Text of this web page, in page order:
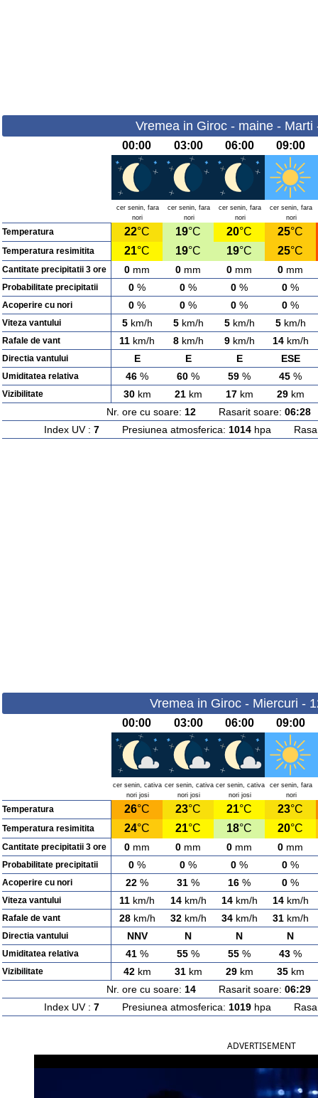
Vremea in Giroc - maine - Marti
00:00 03:00 06:00 09:00
cer senin, fara
nori
cer senin, fara
nori
cer senin, fara
nori
cer senin, fara
nori
Temperatura 22°C 19°C 20°C 25°C
Temperatura resimitita 21°C 19°C 19°C 25°C
Cantitate precipitatii 3 ore 0 mm 0 mm 0 mm 0 mm
Probabilitate precipitatii 0 % 0 % 0 % 0 %
Acoperire cu nori 0 % 0 % 0 % 0 %
Viteza vantului 5km/h 5km/h 5km/h 5km/h
Rafale de vant 11 km/h 8km/h 9km/h 14km/h
Directia vantului E E E ESE
Umiditatea relativa 46 % 60 % 59 % 45 %
Vizibilitate 30km 21km 17km 29km
Nr. ore cu soare: 12Rasarit soare: 06:28
Index UV : 7Presiunea atmosferica: 1014hpa
Vremea in Giroc - Miercuri -
00:00 03:00 06:00 09:00
cer senin, cativa
nori josi
cer senin, cativa
nori josi
cer senin, cativa
nori josi
cer senin, fara
nori
Temperatura 26°C 23°C 21°C 23°C
Temperatura resimitita 24°C 21°C 18°C 20°C
Cantitate precipitatii 3 ore 0 mm 0 mm 0 mm 0 mm
Probabilitate precipitatii 0 % 0 % 0 % 0 %
Acoperire cu nori 22 % 31 % 16 % 0 %
Viteza vantului 11 km/h 14km/h 14km/h 14km/h
Rafale de vant 28km/h 32km/h 34km/h 31km/h
Directia vantului NNV N N N
Umiditatea relativa 41 % 55 % 55 % 43 %
Vizibilitate 42km 31km 29km 35km
Nr. ore cu soare: 14Rasarit soare: 06:29
Index UV : 7Presiunea atmosferica: 1019hpa
ADVERTISEMENT